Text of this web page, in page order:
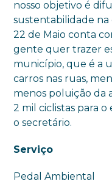
nosso objetivo é
sustentabilidade na
22 de Maio conta
gente quer trazer
município, que é a
carros nas ruas,
menos poluição da
2 mil ciclistas para
o secretário.
Serviço
Pedal Ambiental